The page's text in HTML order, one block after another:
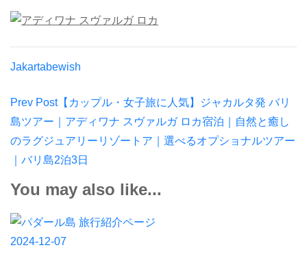
Jakartabewish
Post
Navigation
Prev Post【カップル・女子旅に人気】ジャカルタ発 バリ
島ツアー｜アディワナ スヴァルガ ロカ宿泊｜自然と癒し
のラグジュアリーリゾートア｜選べるオプショナルツアー
｜バリ島2泊3日
You may also like...
旅行紹介ページ
2024-12-07